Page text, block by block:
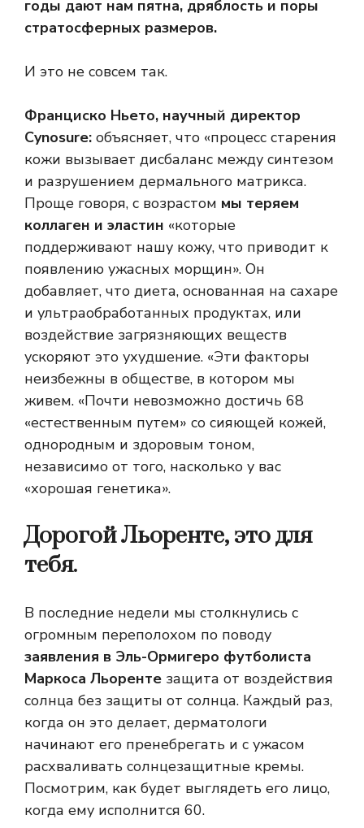
годы дают нам пятна, дряблость и поры
стратосферных размеров.
И это не совсем так.
Франциско Ньето, научный директор
Cynosure: объясняет, что «процесс старения
кожи вызывает дисбаланс между синтезом
и разрушением дермального матрикса.
Проще говоря, с возрастом мы теряем
коллаген и эластин «которые
поддерживают нашу кожу, что приводит к
появлению ужасных морщин». Он
добавляет, что диета, основанная на сахаре
и ультраобработанных продуктах, или
воздействие загрязняющих веществ
ускоряют это ухудшение. «Эти факторы
неизбежны в обществе, в котором мы
живем. «Почти невозможно достичь 68
«естественным путем» со сияющей кожей,
однородным и здоровым тоном,
независимо от того, насколько у вас
«хорошая генетика».
Дорогой Льоренте, это для
тебя.
В последние недели мы столкнулись с
огромным переполохом по поводу
заявления в Эль-Ормигеро футболиста
Маркоса Льоренте защита от воздействия
солнца без защиты от солнца. Каждый раз,
когда он это делает, дерматологи
начинают его пренебрегать и с ужасом
расхваливать солнцезащитные кремы.
Посмотрим, как будет выглядеть его лицо,
когда ему исполнится 60.